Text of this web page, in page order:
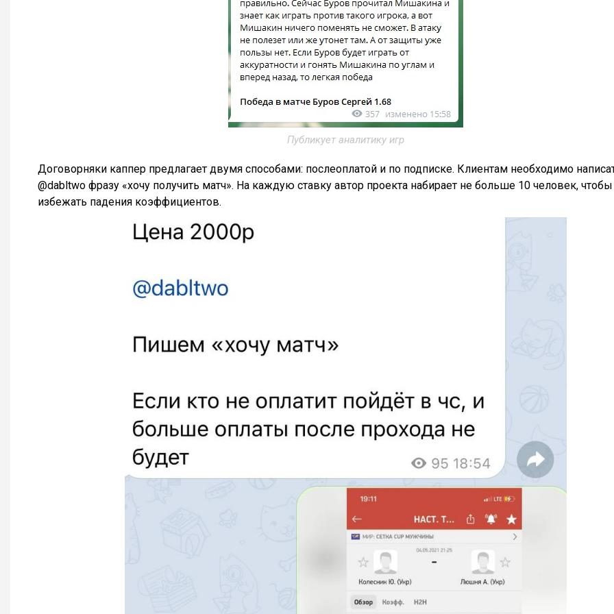
Публикует аналитику игр
Договорняки каппер предлагает двумя способами: послеоплатой и по подписке. Клиентам необходимо
@dabltwo фразу «хочу получить матч». На каждую ставку автор проекта набирает не больше 10 человек, чтобы
избежать падения коэффициентов.